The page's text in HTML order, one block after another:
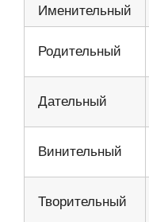
Именительный
Родительный
Дательный
Винительный
Творительный